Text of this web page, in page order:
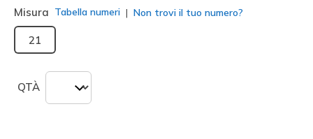
Misura Tabella numeri Non trovi il tuo numero?
21
QTÀ